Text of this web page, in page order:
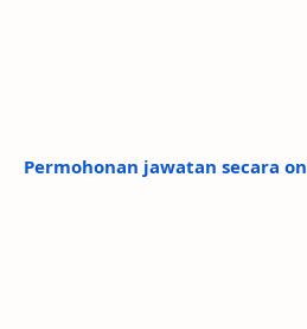
Permohonan jawatan secara